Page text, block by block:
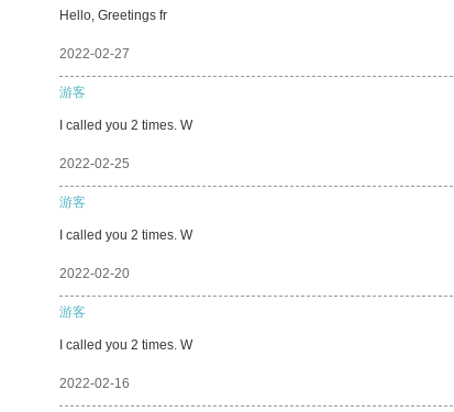
Hello, Greetings fr
2022-02-27
游客
I called you 2 times. W
2022-02-25
游客
I called you 2 times. W
2022-02-20
游客
I called you 2 times. W
2022-02-16